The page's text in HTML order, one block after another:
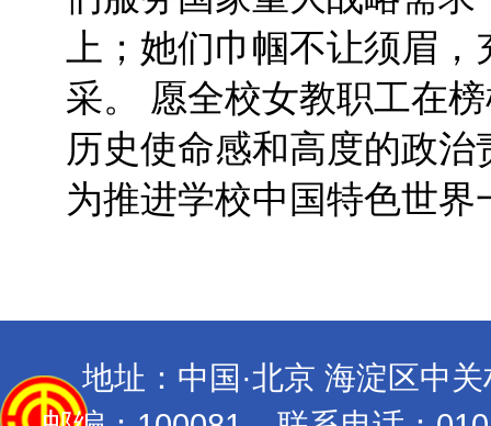
上；她们巾帼不让须眉
采。 愿全校女教职工在
历史使命感和高度的政
为推进学校中国特色世
地址：中国·北京 海淀区中